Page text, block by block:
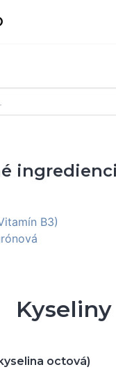
B3)
Kyseliny
octová)